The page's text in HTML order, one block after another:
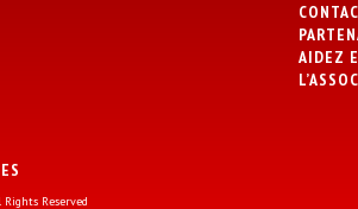
AIDEZ
Reserved